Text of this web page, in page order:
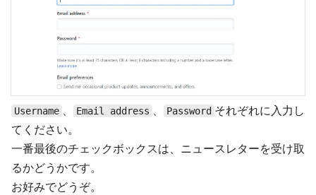
Username 、 Email address 、 Password それぞれに入力し
てください。
一番最後のチェックボックスは、ニュースレターを受け取
るかどうかです。
お好みでどうぞ。